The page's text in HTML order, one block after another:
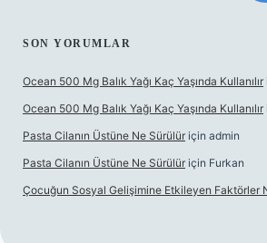
SON YORUMLAR
Ocean 500 Mg Balık Yağı Kaç Yaşında Kullanılır
Ocean 500 Mg Balık Yağı Kaç Yaşında Kullanılır
Pasta Cilanın Üstüne Ne Sürülür için admin
Pasta Cilanın Üstüne Ne Sürülür için Furkan
Çocuğun Sosyal Gelişimine Etkileyen Faktörler